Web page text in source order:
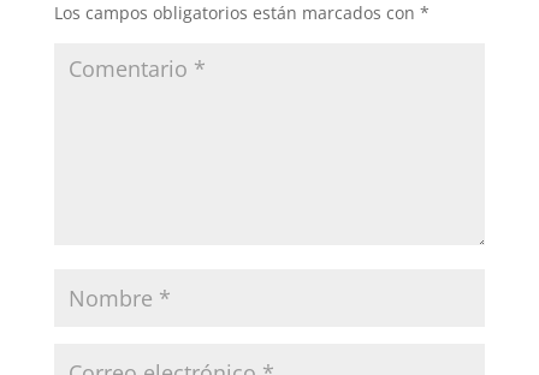
Los campos obligatorios están marcados con *